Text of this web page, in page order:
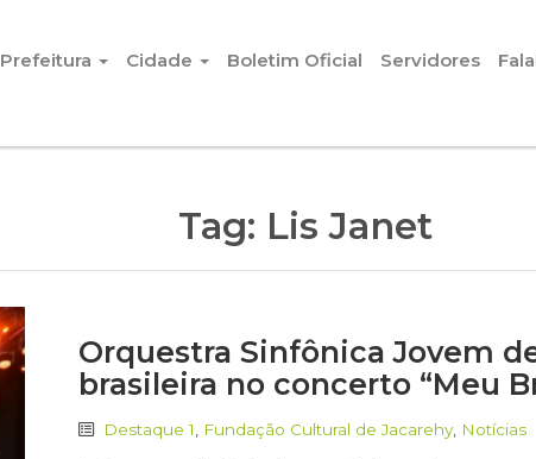
Prefeitura
Cidade Boletim Oficial Servidores
Tag: Lis Janet
Orquestra Sinfônica Jovem
brasileira no concerto “Meu
Destaque 1 Fundação Cultural de Jacarehy Notícias